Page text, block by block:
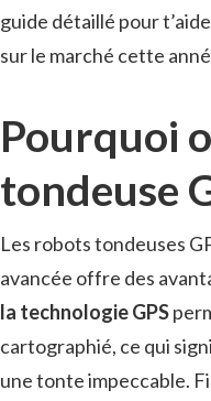
guide détaillé pour
sur le marché cette
Pourquoi
tondeuse
Les robots tondeuses
avancée offre des
la technologie GPS
cartographié, ce qui
une tonte impeccable.